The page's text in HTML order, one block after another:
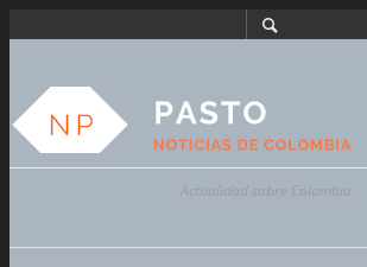
Actualidad sobre Colombia